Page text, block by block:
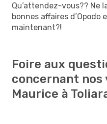
Qu’attendez-vous?? Ne
bonnes affaires d’Opodo
maintenant?!
Foire aux
concernant nos
Maurice à